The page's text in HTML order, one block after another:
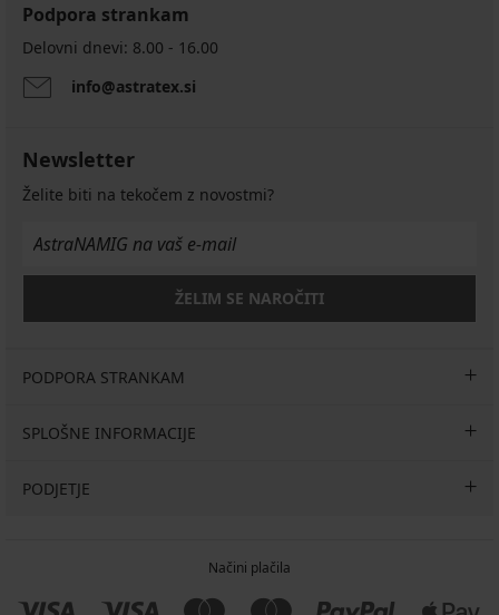
Podložen
modrček
Bardot
35,99
€
Koda
Podložen
Michelle
34,99
€
Koda
BRA20
Podložen
modrček
63,99
€
51,19
Koda
BRA20
Elizabeth
36,99
BESTSELLER
Push
Perfect
Bardot
Modrček
Leslay
14,40
€
Podpora strankam
Delovni dnevi: 8.00 - 16.00
info@astratex.si
Newsletter
Želite biti na tekočem z novostmi?
ŽELIM SE NAROČITI
PODPORA STRANKAM
SPLOŠNE INFORMACIJE
PODJETJE
Načini plačila